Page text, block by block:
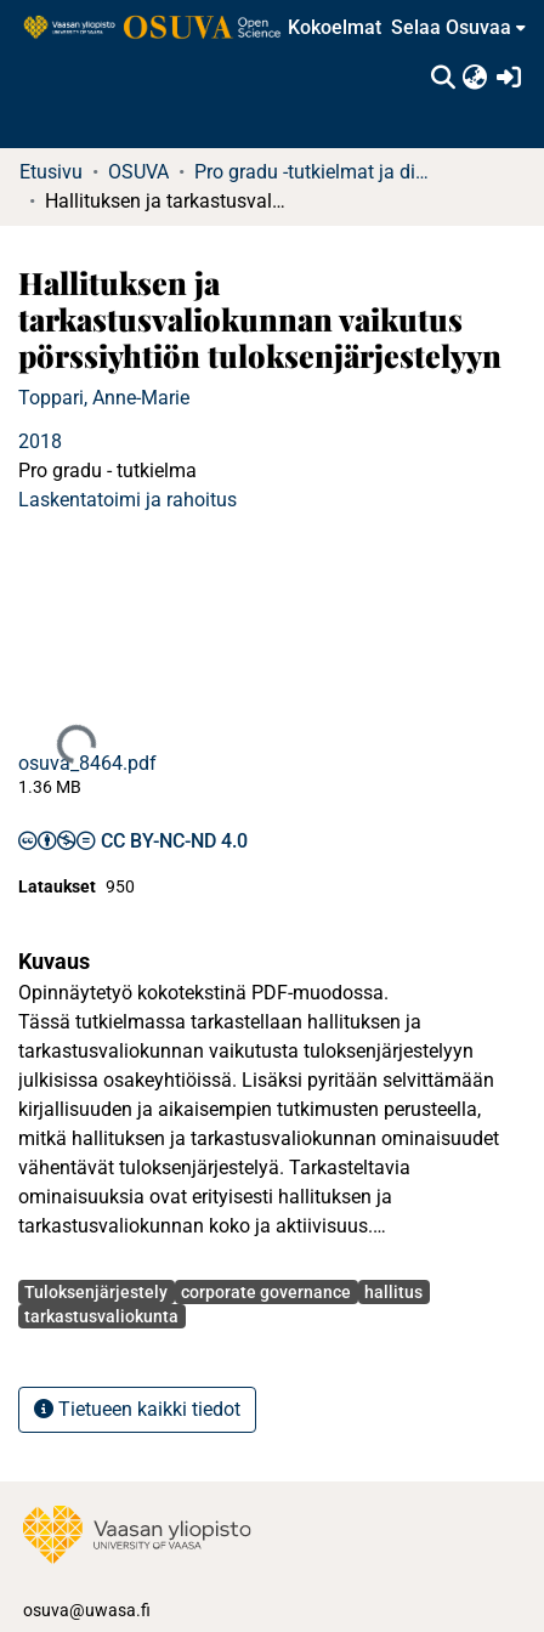
Kokoelmat Selaa Osuvaa
Etusivu OSUVA
Pro gradu -tutkielmat ja diplomityöt
Hallituksen ja tarkastusvaliokunnan vaikutus pörssiyhtiön tuloksenjärjestelyyn
Hallituksen ja
tarkastusvaliokunnan vaikutus
pörssiyhtiön tuloksenjärjestelyyn
Toppari, Anne-Marie
2018
Pro gradu - tutkielma
Laskentatoimi ja rahoitus
Ladataan...
osuva_8464.pdf
1.36 MB
CC BY-NC-ND 4.0
Lataukset 950
Kuvaus
Opinnäytetyö kokotekstinä PDF-muodossa.
Tässä tutkielmassa tarkastellaan hallituksen ja
tarkastusvaliokunnan vaikutusta tuloksenjärjestelyyn
julkisissa osakeyhtiöissä. Lisäksi pyritään selvittämään
kirjallisuuden ja aikaisempien tutkimusten perusteella,
mitkä hallituksen ja tarkastusvaliokunnan ominaisuudet
vähentävät tuloksenjärjestelyä. Tarkasteltavia
ominaisuuksia ovat erityisesti hallituksen ja
tarkastusvaliokunnan koko ja aktiivisuus.
osakkeenomistajien etua. Tutkimus pohjautuu
agenttiteoriaan.
pörssissä listatuista yhtiöistä tarkasteluajanjaksolta
2016–2017. Aineisto koostettiin Orbis-tietokannasta ja
määritettiin tilastollisesti muunnellun Jonesin mallin
(1995) kautta. Tutkielmassa muodostettiin neljä
usean selittäjän lineaarista regressioanalyysia.
Avainsanat
Tuloksenjärjestely corporate governance
hallitus
tarkastusvaliokunta
Tietueen kaikki tiedot
osuva@uwasa.fi